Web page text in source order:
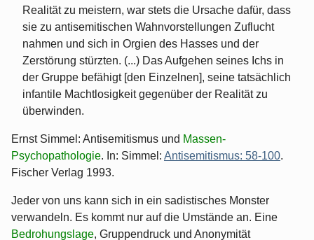
Realität zu meistern, war stets die Ursache dafür, dass
sie zu antisemitischen Wahnvorstellungen Zuflucht
nahmen und sich in Orgien des Hasses und der
Zerstörung stürzten. (...) Das Aufgehen seines Ichs in
der Gruppe befähigt [den Einzelnen], seine tatsächlich
infantile Machtlosigkeit gegenüber der Realität zu
überwinden.
Ernst Simmel: Antisemitismus und Massen-
Psychopathologie. In: Simmel: Antisemitismus: 58-100.
Fischer Verlag 1993.
Jeder von uns kann sich in ein sadistisches Monster
verwandeln. Es kommt nur auf die Umstände an. Eine
Bedrohungslage, Gruppendruck und Anonymität